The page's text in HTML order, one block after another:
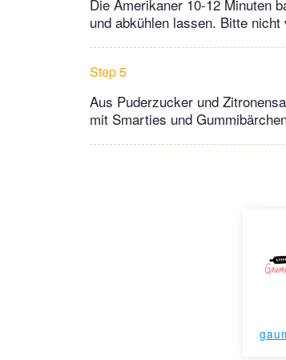
Die Amerikaner 10-12 Minuten
und abkühlen lassen. Bitte
Step 5
Aus Puderzucker und
mit Smarties und